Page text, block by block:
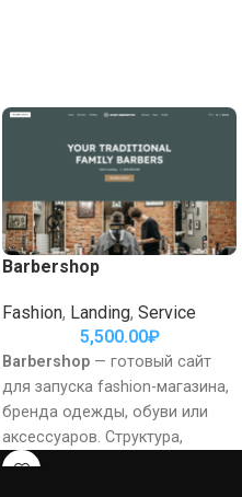
Barbershop
Fashion, Landing, Service
5,500.00₽
Barbershop — готовый сайт
для запуска fashion-магазина,
бренда одежды, обуви или
аксессуаров. Структура,
визуальная подача и